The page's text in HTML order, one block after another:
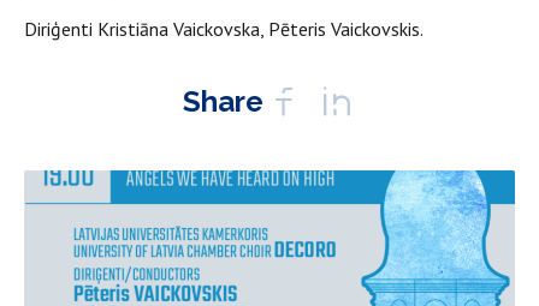
Diriģenti Kristiāna Vaickovska, Pēteris Vaickovskis.
Share